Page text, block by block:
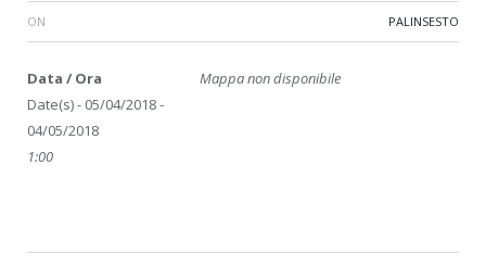
ON PALINSESTO
Mappa non disponibile
Data / Ora
Date(s) - 05/04/2018 -
04/05/2018
1:00